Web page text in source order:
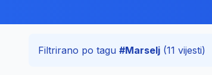
Filtrirano po tagu #Marselj (11 vijesti)